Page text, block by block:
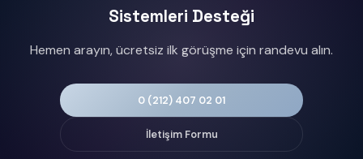
Sistemleri Desteği
Hemen arayın, ücretsiz ilk görüşme için randevu alın.
0 (212) 407 02 01
İletişim Formu